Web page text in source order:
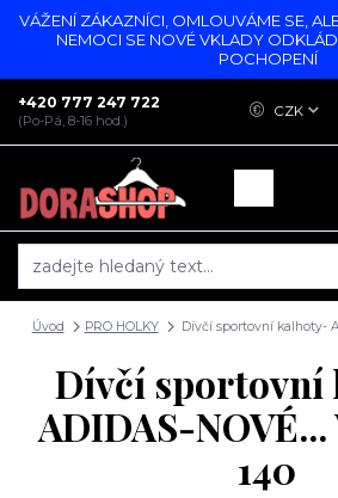
VÁŽENÍ ZÁKAZNÍCI, OMLOUVÁME SE,
NEMOCI SE NOVÉ VKLADY
POCHOPENÍ
CZK
+420 777 247 722
(Po-Pá, 8-16 hod.)
Úvod PRO HOLKY Dívčí sportovní kalhoty-
Dívčí sportovní
ADIDAS-
140